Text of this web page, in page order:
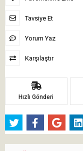
Tavsiye Et
Yorum Yaz
Karşılaştır
Hızlı Gönderi